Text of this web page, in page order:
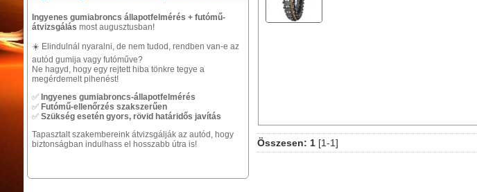
Ingyenes gumiabroncs állapotfelmérés + futómű-
átvizsgálás most augusztusban!
☀️ Elindulnál nyaralni, de nem tudod, rendben van-e az
autód gumija vagy futóműve?
Ne hagyd, hogy egy rejtett hiba tönkre tegye a
megérdemelt pihenést!
✅ Ingyenes gumiabroncs-állapotfelmérés
✅ Futómű-ellenőrzés szakszerűen
✅ Szükség esetén gyors, rövid határidős javítás
Tapasztalt szakembereink átvizsgálják az autód, hogy
biztonságban indulhass el hosszabb útra is!
Összesen: 1 [1-1]